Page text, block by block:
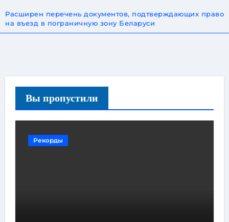
Расширен перечень документов, подтверждающих право
на въезд в пограничную зону Беларуси
Вы пропустили
Рекорды